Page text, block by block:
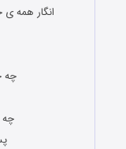
انگار همه
چه
چه